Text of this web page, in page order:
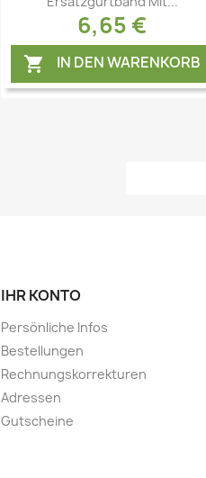
6,65 €
 IN DEN WARENKORB
IHR KONTO
Persönliche Infos
Bestellungen
Rechnungskorrekturen
Adressen
Gutscheine